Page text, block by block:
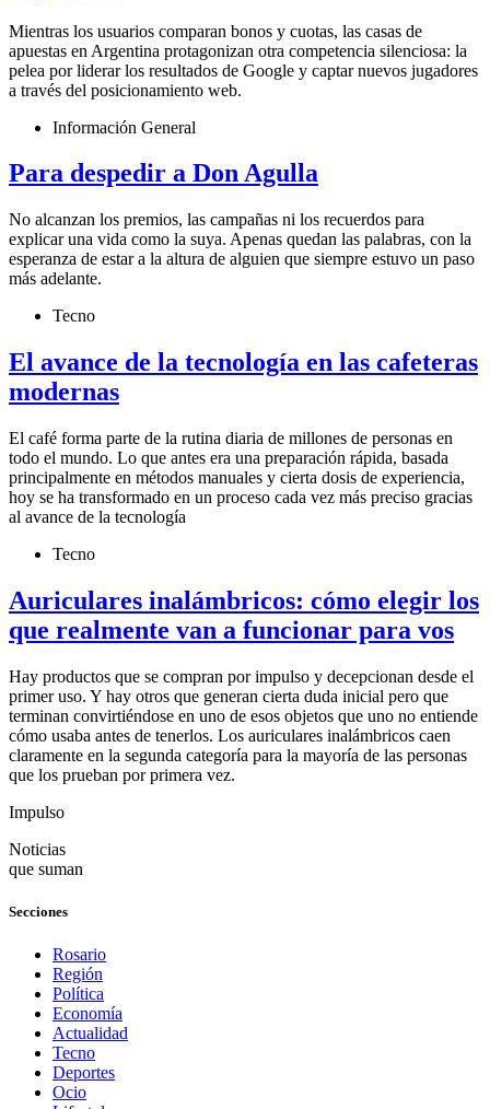
Mientras los usuarios comparan bonos y cuotas, las casas de
apuestas en Argentina protagonizan otra competencia silenciosa: la
pelea por liderar los resultados de Google y captar nuevos jugadores
a través del posicionamiento web.
Información General
Para despedir a Don Agulla
No alcanzan los premios, las campañas ni los recuerdos para
explicar una vida como la suya. Apenas quedan las palabras, con la
esperanza de estar a la altura de alguien que siempre estuvo un paso
más adelante.
Tecno
El avance de la tecnología en las cafeteras
modernas
El café forma parte de la rutina diaria de millones de personas en
todo el mundo. Lo que antes era una preparación rápida, basada
principalmente en métodos manuales y cierta dosis de experiencia,
hoy se ha transformado en un proceso cada vez más preciso gracias
al avance de la tecnología
Tecno
Auriculares inalámbricos: cómo elegir los
que realmente van a funcionar para vos
Hay productos que se compran por impulso y decepcionan desde el
primer uso. Y hay otros que generan cierta duda inicial pero que
terminan convirtiéndose en uno de esos objetos que uno no entiende
cómo usaba antes de tenerlos. Los auriculares inalámbricos caen
claramente en la segunda categoría para la mayoría de las personas
que los prueban por primera vez.
Impulso
Noticias
que suman
Secciones
Rosario
Región
Política
Economía
Actualidad
Tecno
Deportes
Ocio